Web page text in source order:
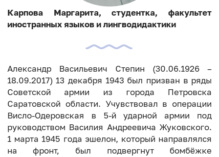
Карпова Маргарита, студентка, факультет
иностранных языков и лингводидактики
Александр Васильевич Степин (30.06.1926 –
18.09.2017) 13 декабря 1943 был призван в ряды
Советской армии из города Петровска
Саратовской области. Учувствовал в операции
Висло-Одеровская в 5-й ударной армии под
руководством Василия Андреевича Жуковского.
1 марта 1945 года эшелон, который направлялся
на фронт, был подвергнут бомбёжке